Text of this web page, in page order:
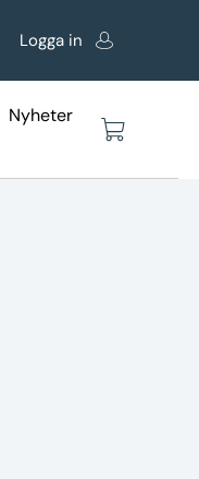
Logga in
Nyheter